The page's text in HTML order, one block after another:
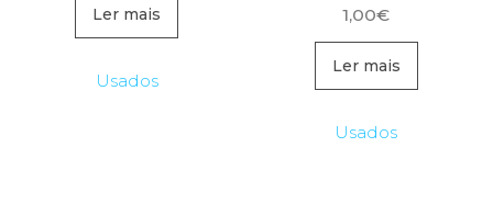
original
era:
Ler mais
Usados
1,00€
Ler mais
Usados